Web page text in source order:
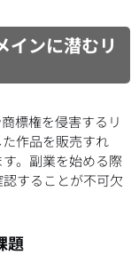
インに潜むリ
標権を侵害するリ
作品を販売すれ
。副業を始める際
することが不可欠
題